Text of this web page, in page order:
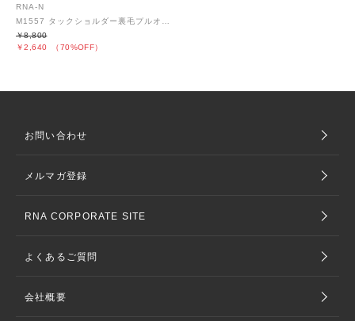
RNA-N
M1557 タックショルダー裏毛プルオーバー
￥2,640 （70%OFF）
￥8,800
お問い合わせ
メルマガ登録
RNA CORPORATE SITE
よくあるご質問
会社概要